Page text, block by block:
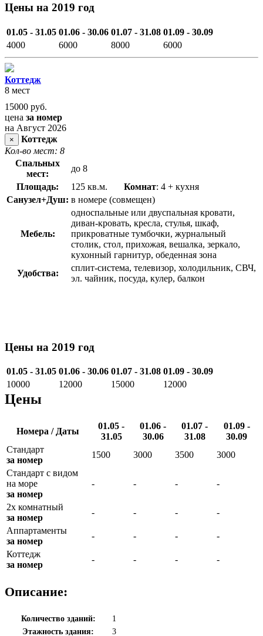
Цены на 2019 год
01.05 - 31.05 01.06 - 30.06 01.07 - 31.08 01.09 - 30.09
4000
6000 8000 6000
Коттедж
8 мест
15000 руб.
цена за номер
на Август 2026
×
Коттедж
Кол-во мест: 8
Спальных
мест:
до 8
Площадь:
125 кв.м. Комнат: 4 + кухня
Санузел+Душ: в номере (совмещен)
Мебель:
односпальные или двуспальная кровати,
диван-кровать, кресла, стулья, шкаф,
прикроватные тумбочки, журнальный
столик, стол, прихожая, вешалка, зеркало,
кухонный гарнитур, обеденная зона
Удобства:
сплит-система, телевизор, холодильник, СВЧ,
эл. чайник, посуда, кулер, балкон
Цены на 2019 год
01.05 - 31.05 01.06 - 30.06 01.07 - 31.08 01.09 - 30.09
10000
12000 15000 12000
Цены
Номера / Даты
01.05 -
31.05
01.06 -
30.06
01.07 -
31.08
01.09 -
30.09
Стандарт
за номер
1500 3000 3500
3000
Стандарт с видом
на море
за номер
- - - -
2х комнатный
за номер
- - -
-
Аппартаменты
за номер
- - -
-
Коттедж
за номер
- - - -
Описание:
Количество зданий:
1
Этажность здания:
3